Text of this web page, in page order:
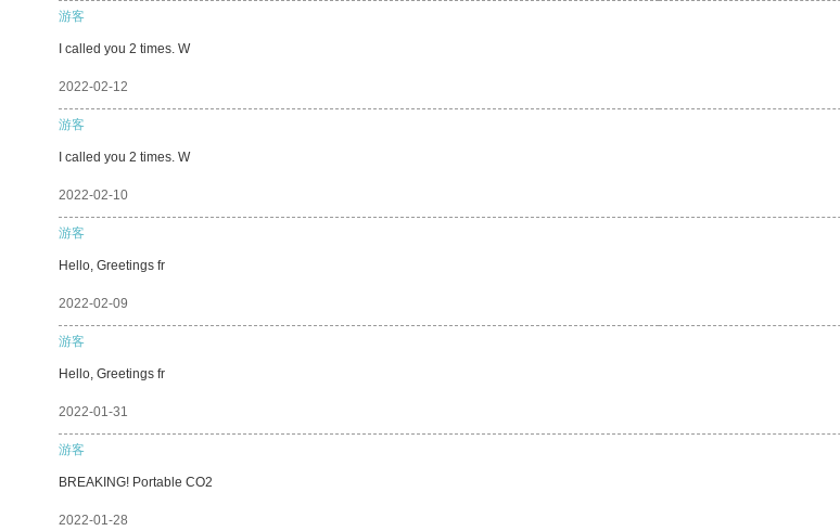
游客
I called you 2 times. W
2022-02-12
游客
I called you 2 times. W
2022-02-10
游客
Hello, Greetings fr
2022-02-09
游客
Hello, Greetings fr
2022-01-31
游客
BREAKING! Portable CO2
2022-01-28